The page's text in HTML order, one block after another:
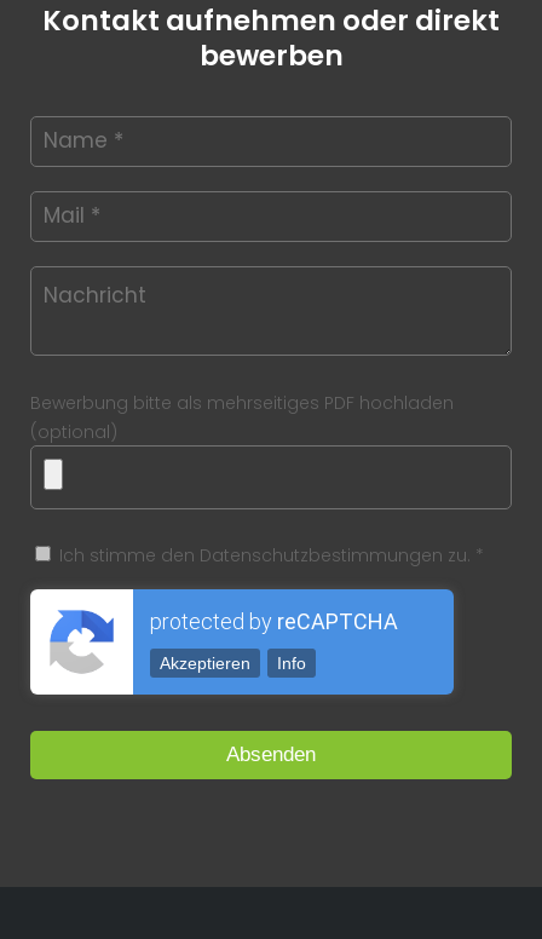
Kontakt aufnehmen oder direkt
bewerben
Bewerbung bitte als mehrseitiges PDF hochladen
(optional)
Ich stimme den Datenschutzbestimmungen zu. *
protected by reCAPTCHA
Akzeptieren Info